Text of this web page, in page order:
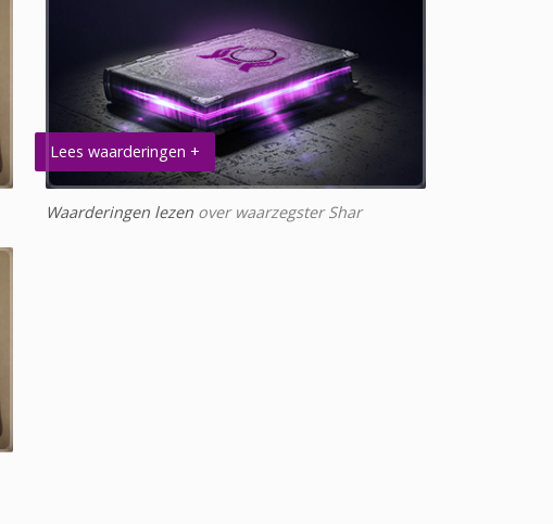
Lees waarderingen +
Waarderingen lezen over waarzegster Shar